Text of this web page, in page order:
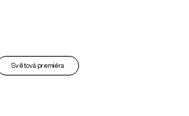
Světová premiéra